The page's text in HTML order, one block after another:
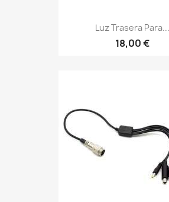
Luz Trasera Para...
18,00 €